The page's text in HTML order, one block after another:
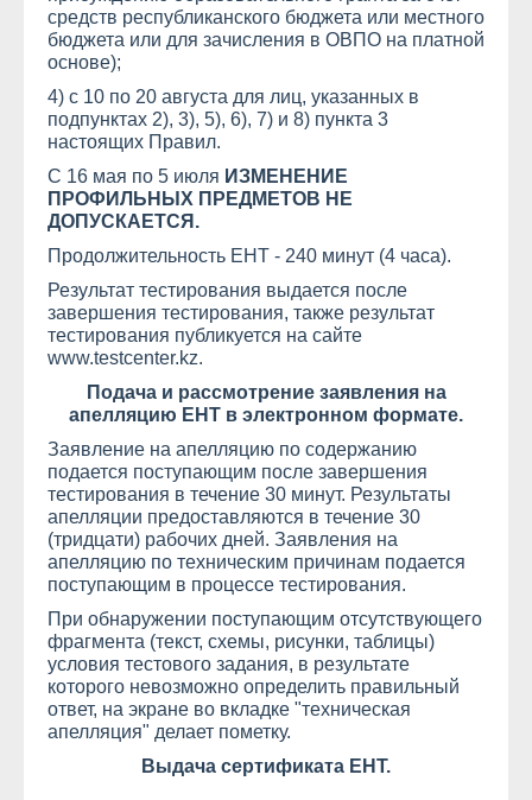
средств республиканского бюджета или местного
бюджета или для зачисления в ОВПО на платной
основе);
4) с 10 по 20 августа для лиц, указанных в
подпунктах 2), 3), 5), 6), 7) и 8) пункта 3
настоящих Правил.
С 16 мая по 5 июля ИЗМЕНЕНИЕ
ПРОФИЛЬНЫХ ПРЕДМЕТОВ НЕ
ДОПУСКАЕТСЯ.
Продолжительность ЕНТ - 240 минут (4 часа).
Результат тестирования выдается после
завершения тестирования, также результат
тестирования публикуется на сайте
www.testcenter.kz.
Подача и рассмотрение заявления на
апелляцию ЕНТ в электронном формате.
Заявление на апелляцию по содержанию
подается поступающим после завершения
тестирования в течение 30 минут. Результаты
апелляции предоставляются в течение 30
(тридцати) рабочих дней. Заявления на
апелляцию по техническим причинам подается
поступающим в процессе тестирования.
При обнаружении поступающим отсутствующего
фрагмента (текст, схемы, рисунки, таблицы)
условия тестового задания, в результате
которого невозможно определить правильный
ответ, на экране во вкладке "техническая
апелляция" делает пометку.
Выдача сертификата ЕНТ.